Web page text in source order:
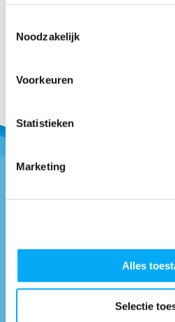
Noodzakelijk
Voorkeuren
Statistieken
Marketing
Alles
Selectie
Facebook.nl/
Maandag t/m vrijdag tussen: 9:00